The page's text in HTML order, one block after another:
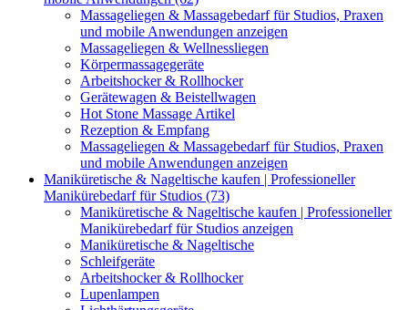
Massageliegen & Massagebedarf für Studios, Praxen
und mobile Anwendungen anzeigen
Massageliegen & Wellnessliegen
Körpermassagegeräte
Arbeitshocker & Rollhocker
Gerätewagen & Beistellwagen
Hot Stone Massage Artikel
Rezeption & Empfang
Massageliegen & Massagebedarf für Studios, Praxen
und mobile Anwendungen anzeigen
Maniküretische & Nageltische kaufen | Professioneller
Manikürebedarf für Studios (73)
Maniküretische & Nageltische kaufen | Professioneller
Manikürebedarf für Studios anzeigen
Maniküretische & Nageltische
Schleifgeräte
Arbeitshocker & Rollhocker
Lupenlampen